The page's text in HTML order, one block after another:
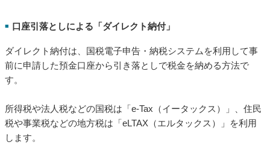
■ 口座引落としによる「ダイレクト納付」
ダイレクト納付は、国税電子申告・納税システムを利用して事
前に申請した預金口座から引き落としで税金を納める方法で
す。
所得税や法人税などの国税は「e-Tax（イータックス）」、住民
税や事業税などの地方税は「eLTAX（エルタックス）」を利用
します。